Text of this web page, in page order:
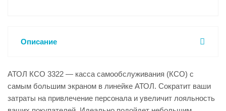
Описание
АТОЛ КСО 3322 — касса самообслуживания (КСО) с
самым большим экраном в линейке АТОЛ. Сократит ваши
затраты на привлечение персонала и увеличит лояльность